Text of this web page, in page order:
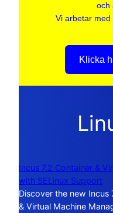
och
Vi arbetar med
Klicka
Incus 7.2 Container &
with SELinux Support
Discover the new Incus
& Virtual Machine